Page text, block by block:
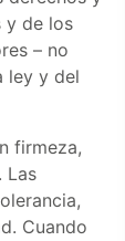
y de los
– no
ley y del
firmeza,
Las
Cuando